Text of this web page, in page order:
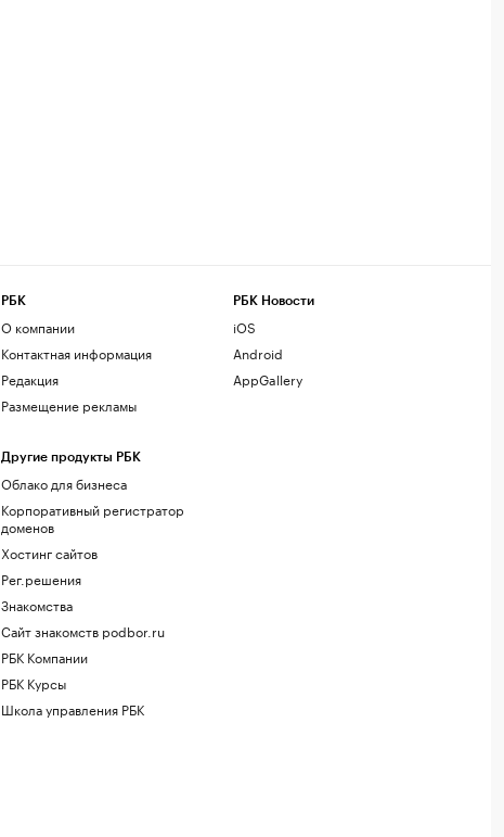
РБК
О компании
Контактная информация
Редакция
Размещение рекламы
Другие продукты РБК
Облако для бизнеса
Корпоративный регистратор
доменов
Хостинг сайтов
Рег.решения
Знакомства
Сайт знакомств podbor.ru
РБК Компании
РБК Курсы
Школа управления РБК
РБК Новости
iOS
Android
AppGallery